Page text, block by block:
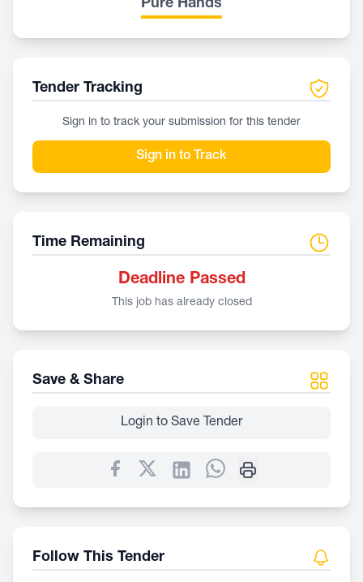
Pure Hands
Tender Tracking
Sign in to track your submission for this tender
Sign in to Track
Time Remaining
Deadline Passed
This job has already closed
Save & Share
Login to Save Tender
Follow This Tender